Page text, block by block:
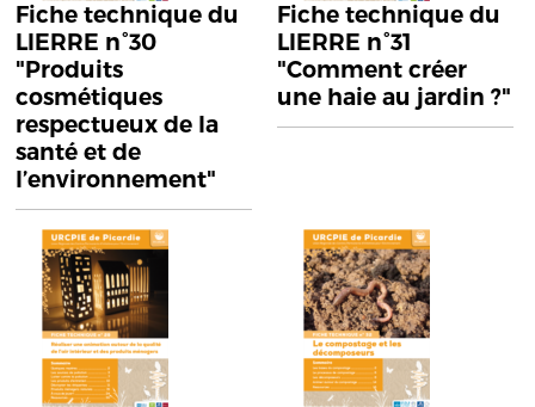
Fiche technique du
LIERRE n°30
"Produits
cosmétiques
respectueux de la
santé et de
l’environnement"
Fiche technique du
LIERRE n°31
"Comment créer
une haie au jardin ?"